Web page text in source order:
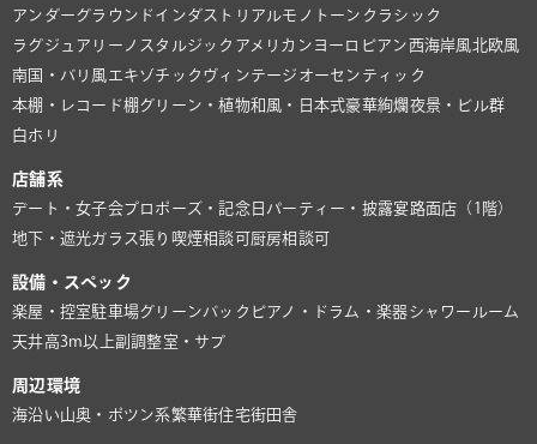
アンダーグラウンド インダストリアルモノトーン クラシック
ラグジュアリー ノスタルジック アメリカン ヨーロピアン 西海岸風北欧風
南国・バリ風 エキゾチック ヴィンテージ オーセンティック
本棚・レコード棚グリーン・植物和風・日本式豪華絢爛夜景・ビル群
白ホリ
店舗系
デート・女子会プロポーズ・記念日 パーティー・披露宴路面店（1階）
地下・遮光ガラス張り 喫煙相談可 厨房相談可
設備・スペック
楽屋・控室駐車場グリーンバック ピアノ・ドラム・楽器シャワールーム
天井高3m以上副調整室・サブ
周辺環境
海沿い山奥・ポツン系繁華街住宅街田舎